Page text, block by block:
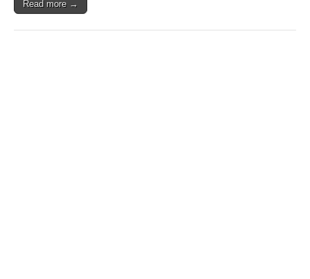
Read more →